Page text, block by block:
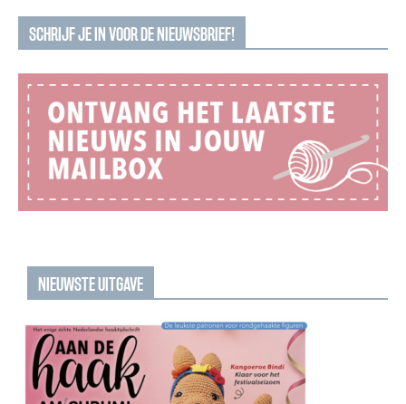
SCHRIJF JE IN VOOR DE NIEUWSBRIEF!
NIEUWSTE UITGAVE